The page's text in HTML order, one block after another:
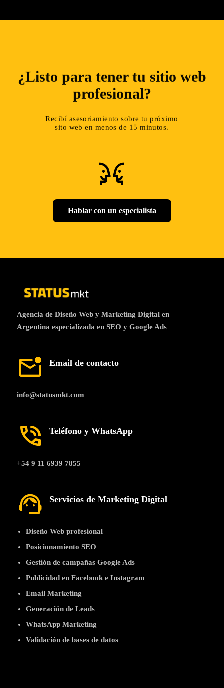
¿Listo para tener tu sitio web
profesional?
Recibí asesoriamiento sobre tu próximo
sito web en menos de 15 minutos.
conversation
Hablar con un especialista
Agencia de Diseño Web y Marketing Digital en
Argentina especializada en SEO y Google Ads
mark_email_unread Email de contacto
info@statusmkt.com
phone_in_talk Teléfono y WhatsApp
+54 9 11 6939 7855
support_agent Servicios de Marketing Digital
Diseño Web profesional
Posicionamiento SEO
Gestión de campañas Google Ads
Publicidad en Facebook e Instagram
Email Marketing
Generación de Leads
WhatsApp Marketing
Validación de bases de datos